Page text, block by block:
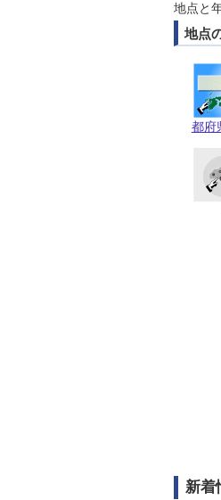
地点と
地点
都府
新着